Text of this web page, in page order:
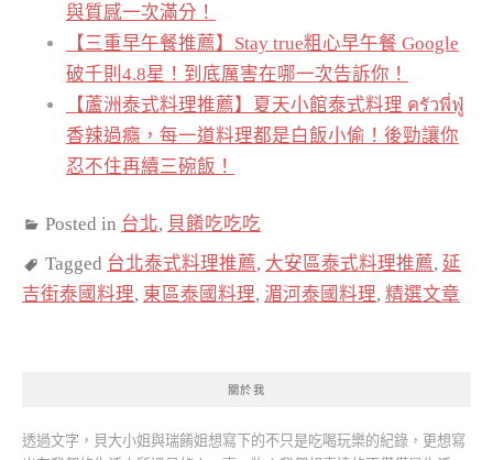
與質感一次滿分！
【三重早午餐推薦】Stay true粗心早午餐 Google
破千則4.8星！到底厲害在哪一次告訴你！
【蘆洲泰式料理推薦】夏天小館泰式料理 ครัวพี่ฟู่
香辣過癮，每一道料理都是白飯小偷！後勁讓你
忍不住再續三碗飯！
Posted in 台北, 貝餚吃吃吃
Tagged 台北泰式料理推薦, 大安區泰式料理推薦, 延
吉街泰國料理, 東區泰國料理, 湄河泰國料理, 精選文章
關於我
透過文字，貝大小姐與瑞餚姐想寫下的不只是吃喝玩樂的紀錄，更想寫